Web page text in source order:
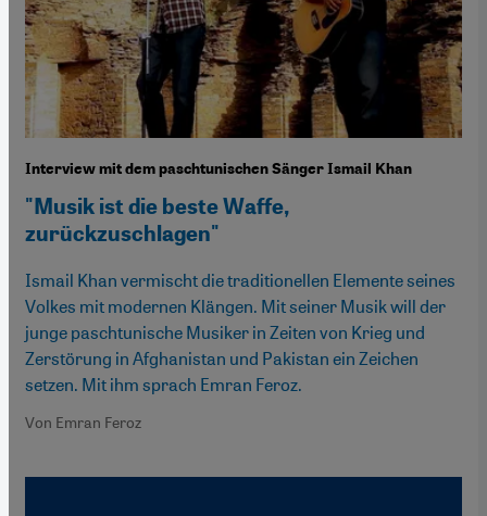
Interview mit dem paschtunischen Sänger Ismail Khan
"Musik ist die beste Waffe,
zurückzuschlagen"
Ismail Khan vermischt die traditionellen Elemente seines
Volkes mit modernen Klängen. Mit seiner Musik will der
junge paschtunische Musiker in Zeiten von Krieg und
Zerstörung in Afghanistan und Pakistan ein Zeichen
setzen. Mit ihm sprach Emran Feroz.
Von Emran Feroz